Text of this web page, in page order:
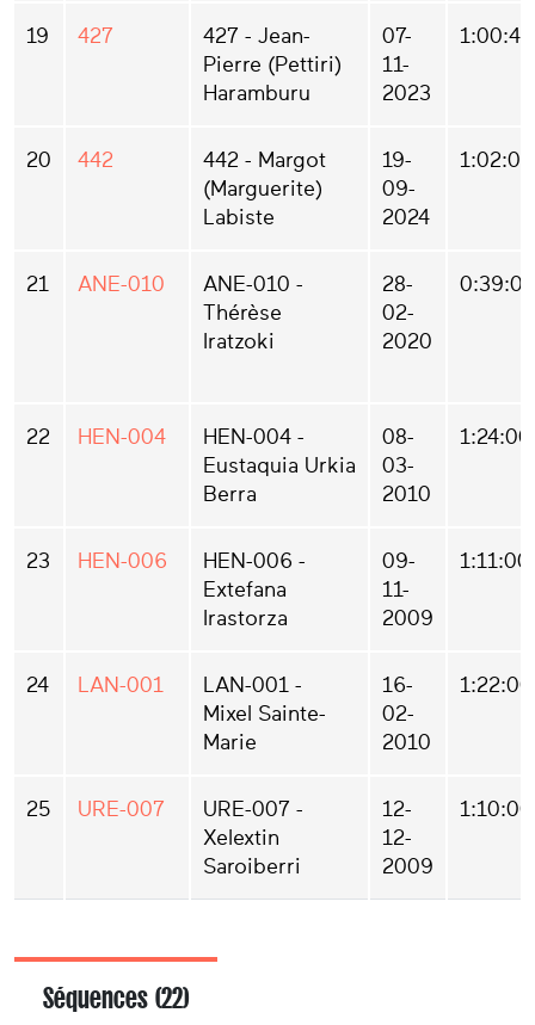
19 427
427 - Jean-
Pierre (Pettiri)
Haramburu
07-
11-
2023
1:00:46
20 442
442 - Margot
(Marguerite)
Labiste
19-
09-
2024
1:02:04
21 ANE-010
ANE-010 -
Thérèse
Iratzoki
28-
02-
2020
0:39:00
22 HEN-004
HEN-004 -
Eustaquia Urkia
Berra
08-
03-
2010
1:24:00
23 HEN-006
HEN-006 -
Extefana
Irastorza
09-
11-
2009
1:11:00
24 LAN-001
LAN-001 -
Mixel Sainte-
Marie
16-
02-
2010
1:22:00
25 URE-007
URE-007 -
Xelextin
Saroiberri
12-
12-
2009
1:10:00
Séquences (22)